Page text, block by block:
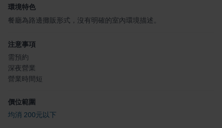
環境特色
餐廳為路邊攤販形式，沒有明確的室內環境描述。
注意事項
需預約
深夜營業
營業時間短
價位範圍
均消 200元以下